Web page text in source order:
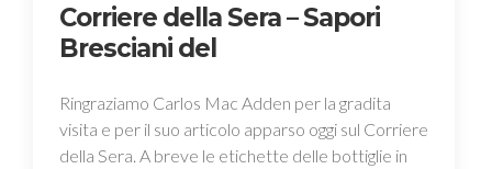
Corriere della Sera – Sapori
Bresciani del
Ringraziamo Carlos Mac Adden per la gradita
visita e per il suo articolo apparso oggi sul Corriere
della Sera. A breve le etichette delle bottiglie in